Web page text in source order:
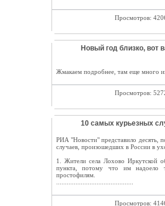
Просмотров:
Новый год близко, вот
Жмакаем подробнее, там еще много
Просмотров:
10 самых курьезных
РИА "Новости" представило десять,
случаев, произошедших в России в
1. Жители села Лохово Иркутской
пункта, потому что им надоело
простофилям.
Просмотров: